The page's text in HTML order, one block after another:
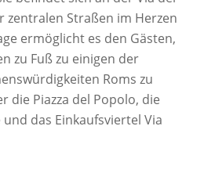
zentralen Straßen im Herzen
ermöglicht es den Gästen,
zu Fuß zu einigen der
Roms zu
die Piazza del Popolo, die
das Einkaufsviertel Via